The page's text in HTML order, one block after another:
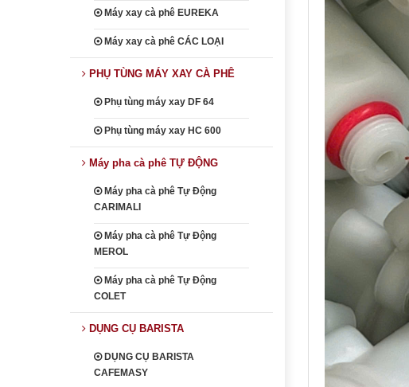
Máy xay cà phê EUREKA
Máy xay cà phê CÁC LOẠI
PHỤ TÙNG MÁY XAY CÀ PHÊ
Phụ tùng máy xay DF 64
Phụ tùng máy xay HC 600
Máy pha cà phê TỰ ĐỘNG
Máy pha cà phê Tự Động
CARIMALI
Máy pha cà phê Tự Động
MEROL
Máy pha cà phê Tự Động
COLET
DỤNG CỤ BARISTA
DỤNG CỤ BARISTA
CAFEMASY